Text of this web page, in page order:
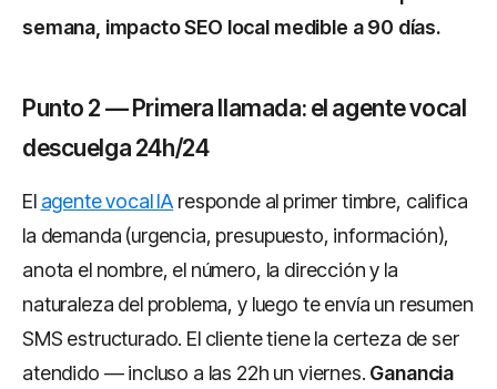
semana, impacto SEO local medible a 90 días.
Punto 2 — Primera llamada: el agente vocal
descuelga 24h/24
El agente vocal IA responde al primer timbre, califica
la demanda (urgencia, presupuesto, información),
anota el nombre, el número, la dirección y la
naturaleza del problema, y luego te envía un resumen
SMS estructurado. El cliente tiene la certeza de ser
atendido — incluso a las 22h un viernes. Ganancia